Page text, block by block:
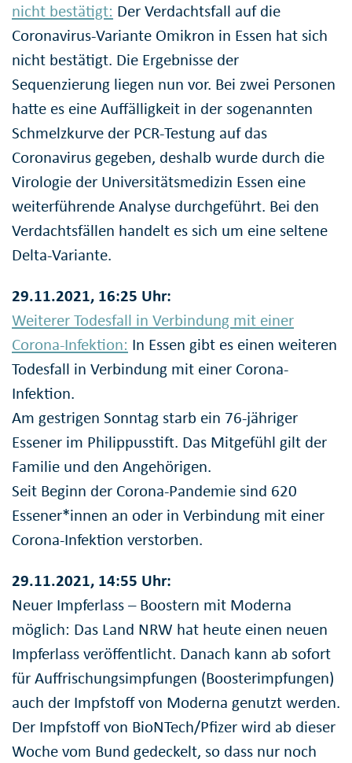
nicht bestätigt: Der Verdachtsfall auf die
Coronavirus-Variante Omikron in Essen hat sich
nicht bestätigt. Die Ergebnisse der
Sequenzierung liegen nun vor. Bei zwei Personen
hatte es eine Auffälligkeit in der sogenannten
Schmelzkurve der PCR-Testung auf das
Coronavirus gegeben, deshalb wurde durch die
Virologie der Universitätsmedizin Essen eine
weiterführende Analyse durchgeführt. Bei den
Verdachtsfällen handelt es sich um eine seltene
Delta-Variante.
29.11.2021, 16:25 Uhr:
Weiterer Todesfall in Verbindung mit einer
Corona-Infektion: In Essen gibt es einen weiteren
Todesfall in Verbindung mit einer Corona-
Infektion.
Am gestrigen Sonntag starb ein 76-jähriger
Essener im Philippusstift. Das Mitgefühl gilt der
Familie und den Angehörigen.
Seit Beginn der Corona-Pandemie sind 620
Essener*innen an oder in Verbindung mit einer
Corona-Infektion verstorben.
29.11.2021, 14:55 Uhr:
Neuer Impferlass – Boostern mit Moderna
möglich: Das Land NRW hat heute einen neuen
Impferlass veröffentlicht. Danach kann ab sofort
für Auffrischungsimpfungen (Boosterimpfungen)
auch der Impfstoff von Moderna genutzt werden.
Der Impfstoff von BioNTech/Pfizer wird ab dieser
Woche vom Bund gedeckelt, so dass nur noch